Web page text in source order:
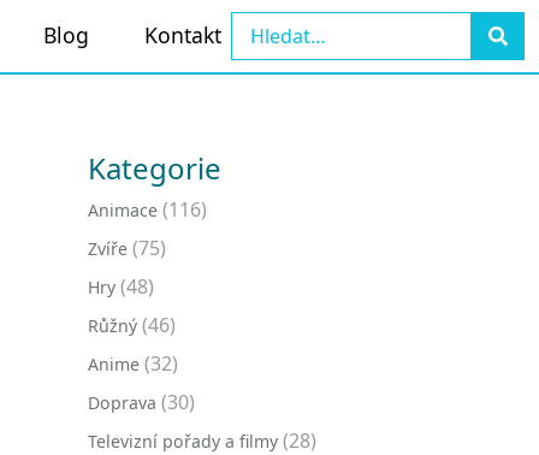
Blog Kontakt
Kategorie
Animace (116)
Zvíře (75)
Hry (48)
Růžný (46)
Anime (32)
Doprava (30)
Televizní pořady a filmy (28)